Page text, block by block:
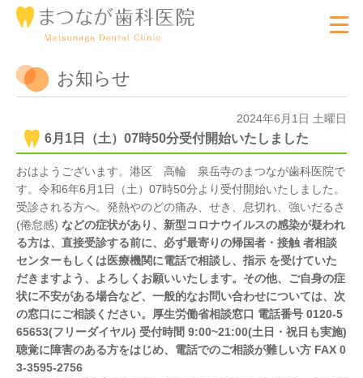
お知らせ
2024年6月1日 土曜日
6月1日（土）07時50分受付開始いたしました
おはようございます。港区 高輪 泉岳寺のまつなが歯科医院で
す。令和6年6月1日（土）07時50分より受付開始いたしました。
受診される方へ。発熱やのどの痛み、せき、息切れ、強いだるさ
(倦怠感) などの症状があり、新型コロナウイルスの感染が疑われ
る方は、直接受診する前に、必ず最寄りの帰国者・接触 者相談
センターもしくは医療機関に電話で相談し、指示 を受けていた
だきますよう、よろしくお願いいたします。その他、ご自身の症
状に不安がある場合など、一般的なお問い合わせについては、次
の窓口にご相談ください。厚生労働省相談窓口 電話番号 0120-5
65653(フリーダイヤル) 受付時間 9:00~21:00(土日・祝日も実施)
聴覚に障害のある方をはじめ、電話でのご相談が難しい方 FAX 0
3-3595-2756